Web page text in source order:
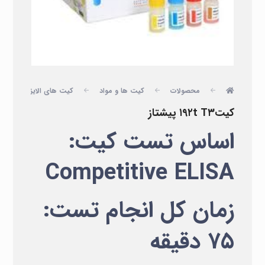
محصولات کیت ها و مواد کیت های الایزا
کیت۱۹۲t T۳ پیشتاز
اساس تست کیت:
Competitive ELISA
زمان کل انجام تست:
۷۵ دقیقه